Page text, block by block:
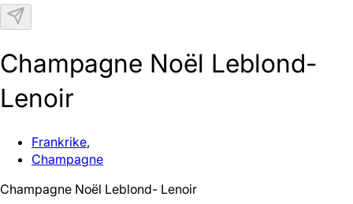
Champagne Noël Leblond-
Lenoir
Frankrike,
Champagne
Champagne Noël Leblond- Lenoir